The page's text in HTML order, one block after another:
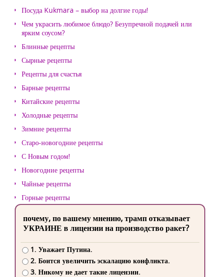
Посуда Kukmara – выбор на долгие годы!
Чем украсить любимое блюдо? Безупречной подачей или
ярким соусом?
Блинные рецепты
Сырные рецепты
Рецепты для счастья
Барные рецепты
Китайские рецепты
Холодные рецепты
Зимние рецепты
Старо-новогодние рецепты
С Новым годом!
Новогодние рецепты
Чайные рецепты
Горные рецепты
почему, по вашему мнению, трамп отказывает
УКРАИНЕ в лицензии на производство ракет?
1. Уважает Путина.
2. Боится увеличить эскалацию конфликта.
3. Никому не дает такие лицензии.